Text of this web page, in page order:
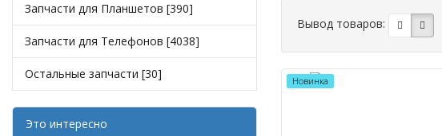
Запчасти для Планшетов [390]
Запчасти для Телефонов [4038]
Остальные запчасти [30]
Это интересно
Вывод товаров:
Новинка